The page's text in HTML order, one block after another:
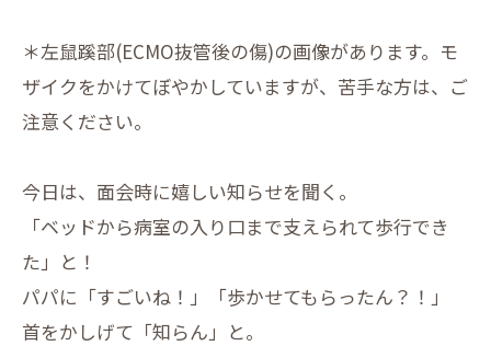
＊左鼠蹊部(ECMO抜管後の傷)の画像があります。モ
ザイクをかけてぼやかしていますが、苦手な方は、ご
注意ください。
今日は、面会時に嬉しい知らせを聞く。
「ベッドから病室の入り口まで支えられて歩行でき
た」と！
パパに「すごいね！」「歩かせてもらったん？！」
首をかしげて「知らん」と。